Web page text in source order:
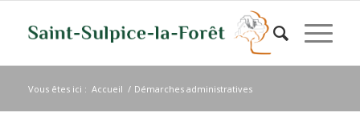
Vous êtes ici : Accueil / Démarches administratives